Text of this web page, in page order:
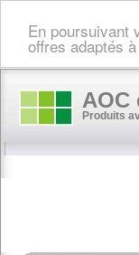
En poursuivant
offres adaptés
AOC
Produits